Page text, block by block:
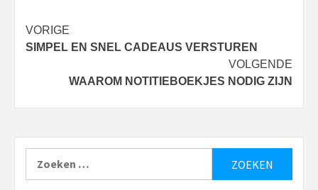
Bericht
navigatie
VORIGE
SIMPEL EN SNEL CADEAUS VERSTUREN
VOLGENDE
WAAROM NOTITIEBOEKJES NODIG ZIJN